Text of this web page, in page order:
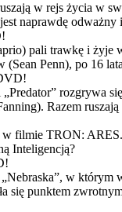
w rejs życia w
naprawdę
pali trawkę i żyje
Penn), po 16
rozgrywa
Razem
filmie TRON:
Inteligencją?
w
się punktem